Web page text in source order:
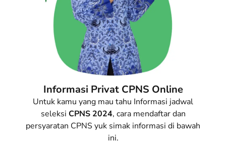
Informasi Privat CPNS Online
Untuk kamu yang mau tahu Informasi jadwal
seleksi CPNS 2024, cara mendaftar dan
persyaratan CPNS yuk simak informasi di bawah
ini.